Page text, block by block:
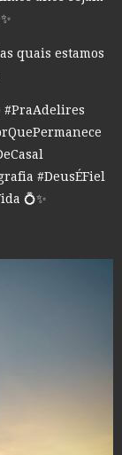
quais estamos
#PraAdelires
#DeusÉFiel
💍✨